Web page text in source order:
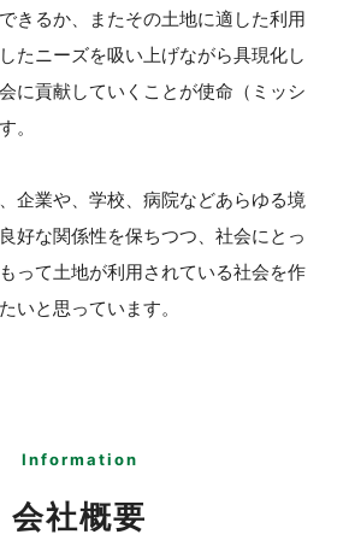
きるか、またその土地に適した利用
たニーズを吸い上げながら具現化し
に貢献していくことが使命（ミッシ
。
企業や、学校、病院などあらゆる境
好な関係性を保ちつつ、社会にとっ
って土地が利用されている社会を作
いと思っています。
Information
会社概要